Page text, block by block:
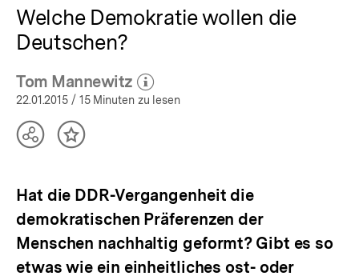
Welche Demokratie wollen die
Deutschen?
Tom Mannewitz
(Mehr zum Autor)
öffnen
22.01.2015 / 15 Minuten zu lesen
TeilenInhalt
Hat die DDR-Vergangenheit die
demokratischen Präferenzen der
Menschen nachhaltig geformt? Gibt es so
etwas wie ein einheitliches ost- oder